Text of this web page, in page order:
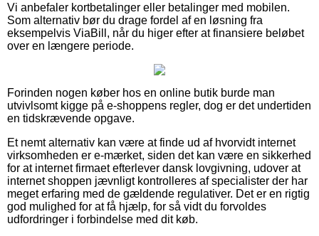
Vi anbefaler kortbetalinger eller betalinger med mobilen.
Som alternativ bør du drage fordel af en løsning fra
eksempelvis ViaBill, når du higer efter at finansiere beløbet
over en længere periode.
Forinden nogen køber hos en online butik burde man
utvivlsomt kigge på e-shoppens regler, dog er det undertiden
en tidskrævende opgave.
Et nemt alternativ kan være at finde ud af hvorvidt internet
virksomheden er e-mærket, siden det kan være en sikkerhed
for at internet firmaet efterlever dansk lovgivning, udover at
internet shoppen jævnligt kontrolleres af specialister der har
meget erfaring med de gældende regulativer. Det er en rigtig
god mulighed for at få hjælp, for så vidt du forvoldes
udfordringer i forbindelse med dit køb.